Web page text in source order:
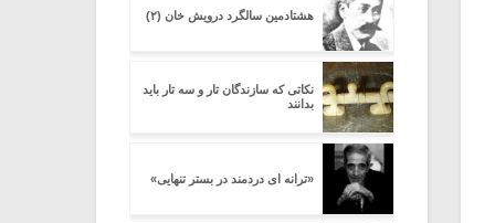
هشتادمین سالگرد درویش خان (۲)
نکاتی که سازندگان تار و سه تار باید
بدانند
«ترانه ای دردمند در بستر تنهایی»